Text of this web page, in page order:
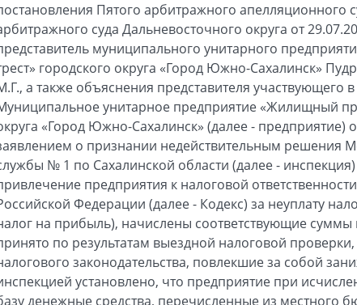
Пятого арбитражного апелляционного
суда Дальневосточного округа от
муниципального унитарного
городского округа «Город Южно-Сахалинск»
а также объяснения представителя участвующего
унитарное предприятие «Жилищный
«Город Южно-Сахалинск» (далее - предприятие)
о признании недействительным решения
№ 1 по Сахалинской области (далее -
предприятия к налоговой
Федерации (далее - Кодекс) за неуплату
на прибыль), начислены соответствующие
по результатам выездной налоговой
законодательства, повлекшие за собой
установлено, что предприятие при
денежные средства, перечисленные из местного